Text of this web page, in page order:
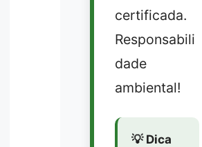
certificada.
Responsabili
dade
ambiental!
💡 Dica